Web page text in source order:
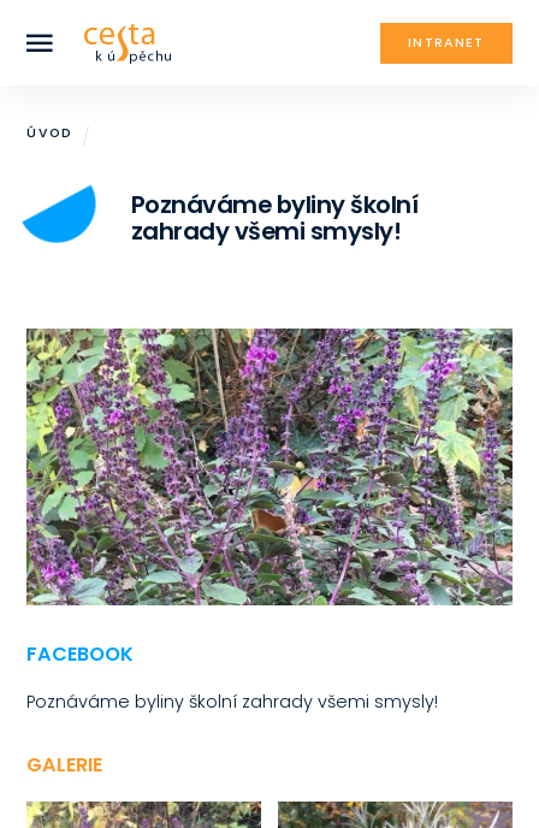
INTRANET
ÚVOD
Poznáváme byliny školní
zahrady všemi smysly!
FACEBOOK
Poznáváme byliny školní zahrady všemi smysly!
GALERIE